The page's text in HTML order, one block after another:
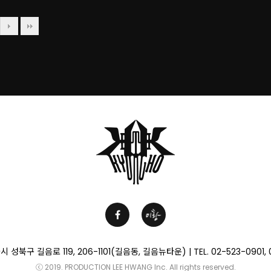
성북구 길음로 119, 206-1101(길음동, 길음뉴타운) | TEL. 02-523-0901,
ⓒ 2019. PRODUCTION LEE HWANG lnc. All rights reserved.